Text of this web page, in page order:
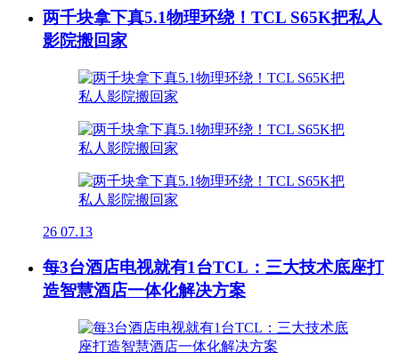
两千块拿下真5.1物理环绕！TCL S65K把私人
影院搬回家
26 07.13
每3台酒店电视就有1台TCL：三大技术底座打
造智慧酒店一体化解决方案